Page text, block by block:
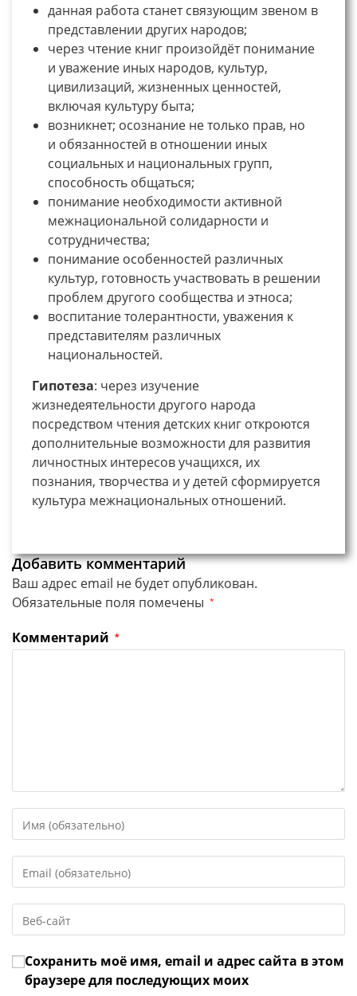
данная работа станет связующим звеном в
представлении других народов;
через чтение книг произойдёт понимание
и уважение иных народов, культур,
цивилизаций, жизненных ценностей,
включая культуру быта;
возникнет; осознание не только прав, но
и обязанностей в отношении иных
социальных и национальных групп,
способность общаться;
понимание необходимости активной
межнациональной солидарности и
сотрудничества;
понимание особенностей различных
культур, готовность участвовать в решении
проблем другого сообщества и этноса;
воспитание толерантности, уважения к
представителям различных
национальностей.
Гипотеза: через изучение
жизнедеятельности другого народа
посредством чтения детских книг откроются
дополнительные возможности для развития
личностных интересов учащихся, их
познания, творчества и у детей сформируется
культура межнациональных отношений.
Добавить комментарий
Ваш адрес email не будет опубликован.
Обязательные поля помечены *
Комментарий *
свое
или
имя
чтобы
прокомментировать
свой
адрес,
чтобы
URL
веб-
сайта
Сохранить моё имя, email и адрес сайта в этом
браузере для последующих моих